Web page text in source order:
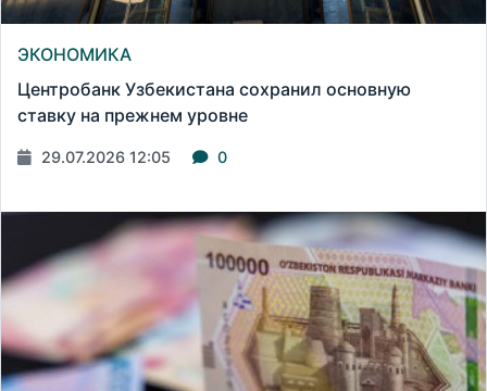
ЭКОНОМИКА
Центробанк Узбекистана сохранил основную
ставку на прежнем уровне
29.07.2026 12:05 0